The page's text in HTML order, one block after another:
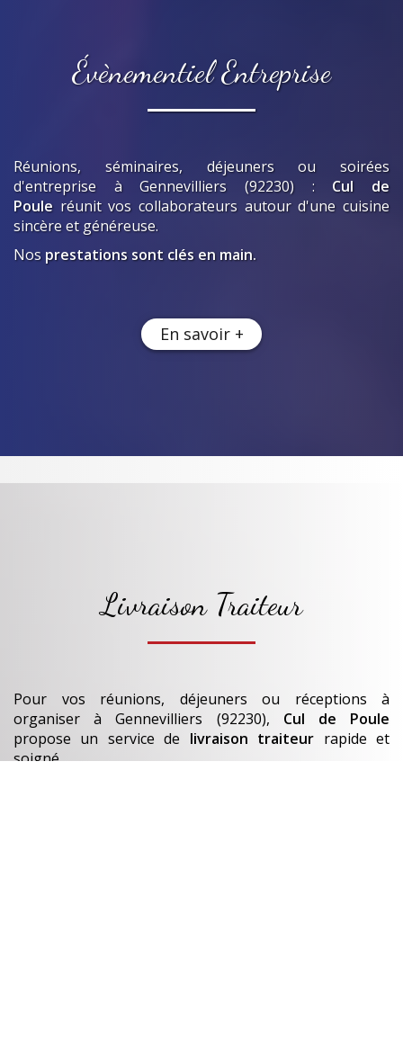
Évènementiel Entreprise
Réunions, séminaires, déjeuners ou soirées
d'entreprise à Gennevilliers (92230) : Cul de
Poule réunit vos collaborateurs autour d'une cuisine
sincère et généreuse.
Nos prestations sont clés en main.
En savoir +
Livraison Traiteur
Pour vos réunions, déjeuners ou réceptions à
organiserà Gennevilliers (92230), Cul de Poule
propose un service de livraison traiteur rapide et
soigné.